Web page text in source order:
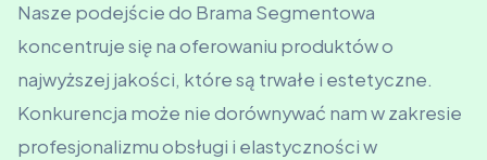
Nasze podejście do Brama Segmentowa
koncentruje się na oferowaniu produktów o
najwyższej jakości, które są trwałe i estetyczne.
Konkurencja może nie dorównywać nam w zakresie
profesjonalizmu obsługi i elastyczności w